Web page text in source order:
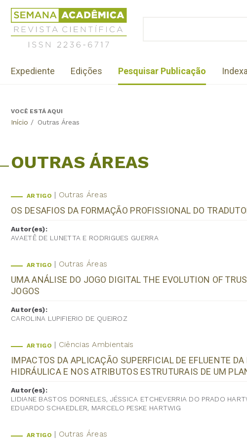
Jump
navigation
Revista
Científica
Semana
Acadêmica
2236-
Menu
institutional
Expediente Edições Pesquisar Publicação
BackVOCÊ ESTÁ AQUI
Início / Outras Áreas
OUTRAS ÁREAS
ARTIGO Outras Áreas
OS DESAFIOS DA FORMAÇÃO PROFISSIONAL DO
Autor(es):
AVAETÊ DE LUNETTA E RODRIGUES GUERRA
ARTIGO Outras Áreas
UMA ANÁLISE DO JOGO DIGITAL THE EVOLUTION OF
JOGOS
Autor(es):
CAROLINA LUPIFIERIO DE QUEIROZ
ARTIGO Ciências Ambientais
IMPACTOS DA APLICAÇÃO SUPERFICIAL DE EFLUENTE
HIDRÁULICA E NOS ATRIBUTOS ESTRUTURAIS DE UM
Autor(es):
LIDIANE BASTOS DORNELES, JÉSSICA ETCHEVERRIA DO PRADO
EDUARDO SCHAEDLER, MARCELO PESKE HARTWIG
ARTIGO Outras Áreas